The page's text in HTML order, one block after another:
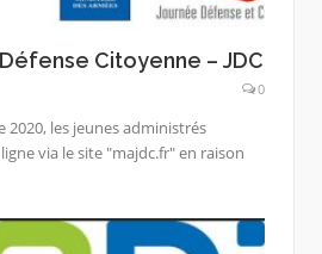
Citoyenne – JDC
0
2020, les jeunes administrés
via le site "majdc.fr" en raison